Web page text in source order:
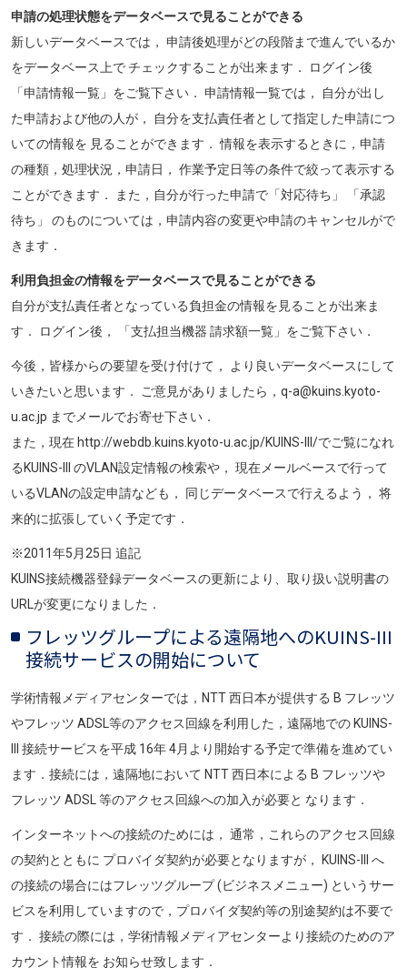
申請の処理状態をデータベースで見ることができる
新しいデータベースでは， 申請後処理がどの段階まで進んでいるか
をデータベース上で チェックすることが出来ます． ログイン後
「申請情報一覧」をご覧下さい． 申請情報一覧では， 自分が出し
た申請および他の人が， 自分を支払責任者として指定した申請につ
いての情報を 見ることができます． 情報を表示するときに，申請
の種類，処理状況，申請日， 作業予定日等の条件で絞って表示する
ことができます． また，自分が行った申請で「対応待ち」 「承認
待ち」 のものについては，申請内容の変更や申請のキャンセルがで
きます．
利用負担金の情報をデータベースで見ることができる
自分が支払責任者となっている負担金の情報を見ることが出来ま
す． ログイン後， 「支払担当機器 請求額一覧」をご覧下さい．
今後，皆様からの要望を受け付けて， より良いデータベースにして
いきたいと思います． ご意見がありましたら，q-a@kuins.kyoto-
u.ac.jp までメールでお寄せ下さい．
また，現在 http://webdb.kuins.kyoto-u.ac.jp/KUINS-III/でご覧になれ
るKUINS-III のVLAN設定情報の検索や， 現在メールベースで行って
いるVLANの設定申請なども， 同じデータベースで行えるよう， 将
来的に拡張していく予定です．
※2011年5月25日 追記
KUINS接続機器登録データベースの更新により、取り扱い説明書の
URLが変更になりました．
フレッツグループによる遠隔地へのKUINS-III
接続サービスの開始について
学術情報メディアセンターでは，NTT 西日本が提供する B フレッツ
やフレッツ ADSL等のアクセス回線を利用した，遠隔地での KUINS-
III 接続サービスを平成 16年 4月より開始する予定で準備を進めてい
ます．接続には，遠隔地において NTT 西日本による B フレッツや
フレッツ ADSL 等のアクセス回線への加入が必要と なります．
インターネットへの接続のためには， 通常，これらのアクセス回線
の契約とともに プロバイダ契約が必要となりますが， KUINS-III へ
の接続の場合にはフレッツグループ (ビジネスメニュー) というサー
ビスを利用していますので，プロバイダ契約等の別途契約は不要で
す． 接続の際には，学術情報メディアセンターより接続のためのア
カウント情報を お知らせ致します．